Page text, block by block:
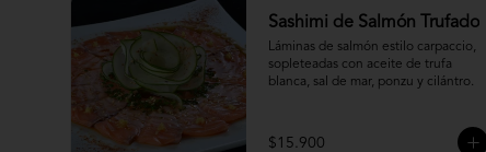
Sashimi de Salmón Trufado
Láminas de salmón estilo carpaccio,
sopleteadas con aceite de trufa
blanca, sal de mar, ponzu y cilántro.
$15.900